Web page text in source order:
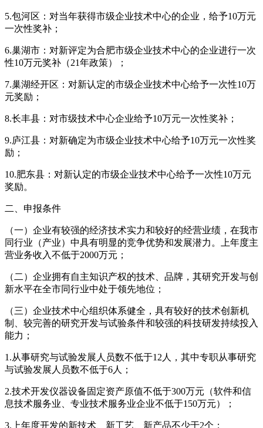
5.包河区：对当年获得市级企业技术中心的企业，给予10万元
一次性奖补；
6.巢湖市：对新评定为合肥市级企业技术中心的企业进行一次
性10万元奖补（21年政策）；
7.巢湖经开区：对新认定的市级企业技术中心给予一次性10万
元奖励；
8.长丰县：对市级技术中心企业给予10万元一次性奖补；
9.庐江县：对新确定为市级企业技术中心给予10万元一次性奖
励；
10.肥东县：对新认定的市级企业技术中心给予一次性10万元
奖励。
二、申报条件
（一）企业有较强的经济技术实力和较好的经营业绩，在我市
同行业（产业）中具有明显的竞争优势和发展潜力。上年度主
营业务收入不低于2000万元；
（二）企业拥有自主知识产权的技术、品牌，其研究开发与创
新水平在全市同行业中处于领先地位；
（三）企业技术中心组织体系健全，具有较好的技术创新机
制、较完善的研究开发与试验条件和较强的科技研发持续投入
能力；
1.从事研究与试验发展人员数不低于12人，其中专职从事研究
与试验发展人员数不低于6人；
2.技术开发仪器设备固定资产原值不低于300万元（软件和信
息技术服务业、专业技术服务业企业不低于150万元）；
3.上年度开发的新技术、新工艺、新产品不少于2个；